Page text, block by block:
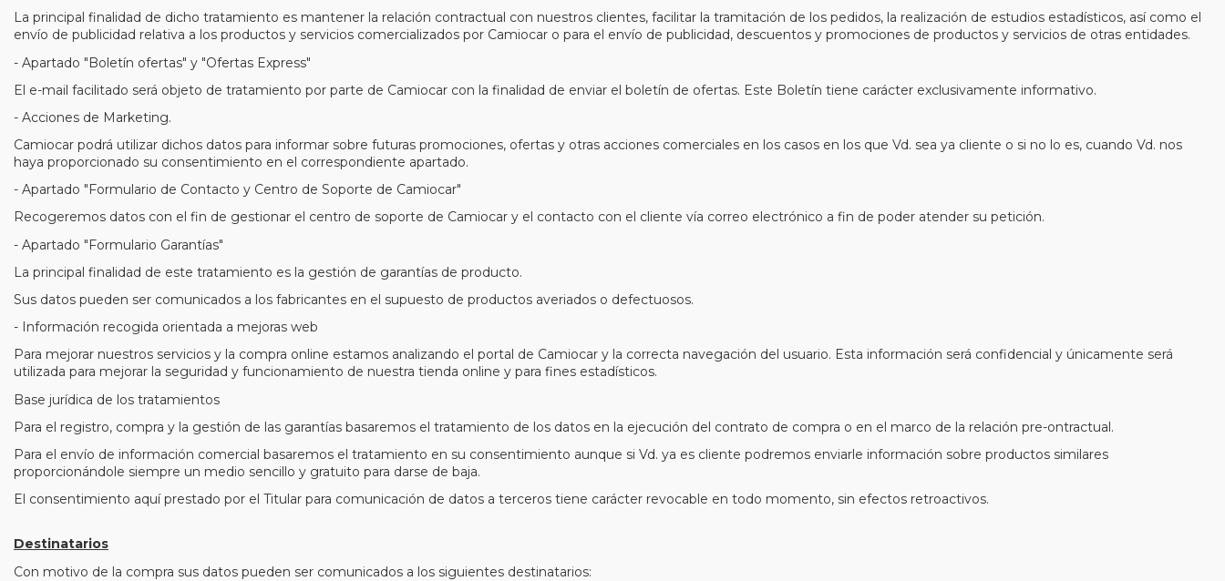
La principal finalidad de dicho tratamiento es mantener la relación contractual con nuestros clientes, facilitar la tramitación de los pedidos, la realización de estudios estadísticos, así como el
envío de publicidad relativa a los productos y servicios comercializados por Camiocar o para el envío de publicidad, descuentos y promociones de productos y servicios de otras entidades.
- Apartado "Boletín ofertas" y "Ofertas Express"
El e-mail facilitado será objeto de tratamiento por parte de Camiocar con la finalidad de enviar el boletín de ofertas. Este Boletín tiene carácter exclusivamente informativo.
- Acciones de Marketing.
Camiocar podrá utilizar dichos datos para informar sobre futuras promociones, ofertas y otras acciones comerciales en los casos en los que Vd. sea ya cliente o si no lo es, cuando Vd. nos
haya proporcionado su consentimiento en el correspondiente apartado.
- Apartado "Formulario de Contacto y Centro de Soporte de Camiocar"
Recogeremos datos con el fin de gestionar el centro de soporte de Camiocar y el contacto con el cliente vía correo electrónico a fin de poder atender su petición.
- Apartado "Formulario Garantías"
La principal finalidad de este tratamiento es la gestión de garantías de producto.
Sus datos pueden ser comunicados a los fabricantes en el supuesto de productos averiados o defectuosos.
- Información recogida orientada a mejoras web
Para mejorar nuestros servicios y la compra online estamos analizando el portal de Camiocar y la correcta navegación del usuario. Esta información será confidencial y únicamente será
utilizada para mejorar la seguridad y funcionamiento de nuestra tienda online y para fines estadísticos.
Base jurídica de los tratamientos
Para el registro, compra y la gestión de las garantías basaremos el tratamiento de los datos en la ejecución del contrato de compra o en el marco de la relación pre-ontractual.
Para el envío de información comercial basaremos el tratamiento en su consentimiento aunque si Vd. ya es cliente podremos enviarle información sobre productos similares
proporcionándole siempre un medio sencillo y gratuito para darse de baja.
El consentimiento aquí prestado por el Titular para comunicación de datos a terceros tiene carácter revocable en todo momento, sin efectos retroactivos.
Destinatarios
Con motivo de la compra sus datos pueden ser comunicados a los siguientes destinatarios: